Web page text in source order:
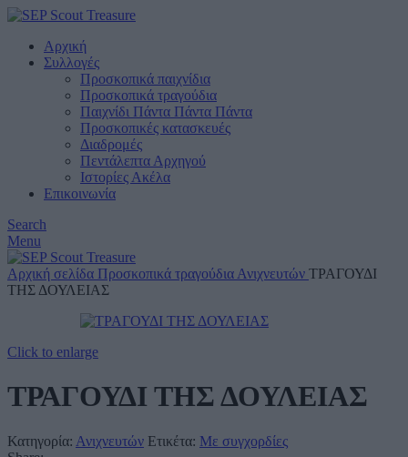
Αρχική
Συλλογές
Προσκοπικά παιχνίδια
Προσκοπικά τραγούδια
Παιχνίδι Πάντα Πάντα Πάντα
Προσκοπικές κατασκευές
Διαδρομές
Πεντάλεπτα Αρχηγού
Ιστορίες Ακέλα
Επικοινωνία
Search
Menu
Αρχική σελίδα Προσκοπικά τραγούδια Ανιχνευτών ΤΡΑΓΟΥΔΙ
ΤΗΣ ΔΟΥΛΕΙΑΣ
Click to enlarge
ΤΡΑΓΟΥΔΙ ΤΗΣ ΔΟΥΛΕΙΑΣ
Κατηγορία: Ανιχνευτών Ετικέτα: Με συγχορδίες